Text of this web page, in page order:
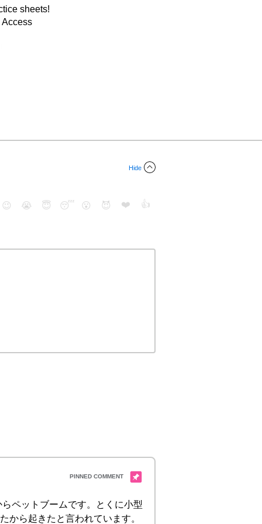
sheets!
Access
Hide
😉 😭 😇 😴 😮 😈 ❤️ 👍
ペットブームです。とくに小型
から起きたと言われています。